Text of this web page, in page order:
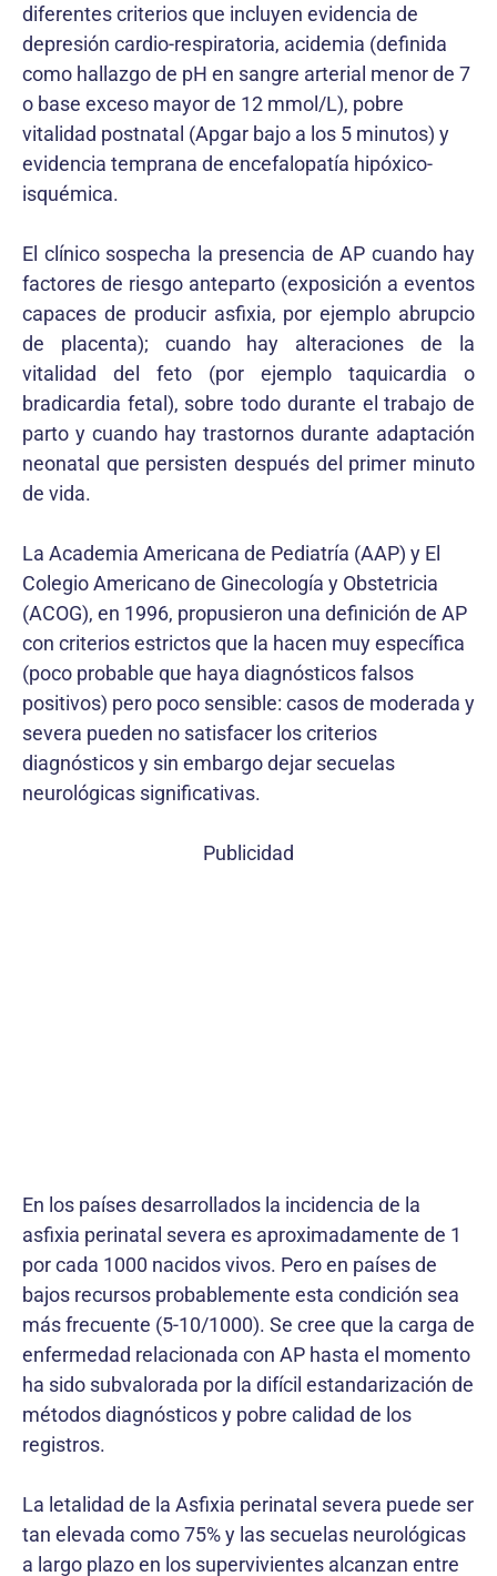
diferentes criterios que incluyen evidencia de
depresión cardio-respiratoria, acidemia (definida
como hallazgo de pH en sangre arterial menor de 7
o base exceso mayor de 12 mmol/L), pobre
vitalidad postnatal (Apgar bajo a los 5 minutos) y
evidencia temprana de encefalopatía hipóxico-
isquémica.
El clínico sospecha la presencia de AP cuando hay
factores de riesgo anteparto (exposición a eventos
capaces de producir asfixia, por ejemplo abrupcio
de placenta); cuando hay alteraciones de la
vitalidad del feto (por ejemplo taquicardia o
bradicardia fetal), sobre todo durante el trabajo de
parto y cuando hay trastornos durante adaptación
neonatal que persisten después del primer minuto
de vida.
La Academia Americana de Pediatría (AAP) y El
Colegio Americano de Ginecología y Obstetricia
(ACOG), en 1996, propusieron una definición de AP
con criterios estrictos que la hacen muy específica
(poco probable que haya diagnósticos falsos
positivos) pero poco sensible: casos de moderada y
severa pueden no satisfacer los criterios
diagnósticos y sin embargo dejar secuelas
neurológicas significativas.
Publicidad
En los países desarrollados la incidencia de la
asfixia perinatal severa es aproximadamente de 1
por cada 1000 nacidos vivos. Pero en países de
bajos recursos probablemente esta condición sea
más frecuente (5-10/1000). Se cree que la carga de
enfermedad relacionada con AP hasta el momento
ha sido subvalorada por la difícil estandarización de
métodos diagnósticos y pobre calidad de los
registros.
La letalidad de la Asfixia perinatal severa puede ser
tan elevada como 75% y las secuelas neurológicas
a largo plazo en los supervivientes alcanzan entre